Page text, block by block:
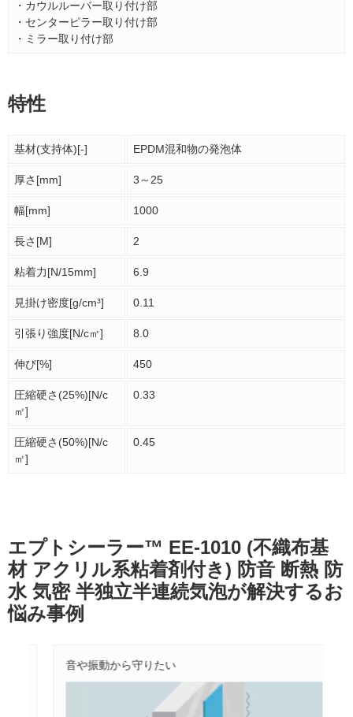
・カウルルーバー取り付け部
・センターピラー取り付け部
・ミラー取り付け部
特性
基材(支持体)[-] EPDM混和物の発泡体
厚さ[mm] 3～25
幅[mm] 1000
長さ[M] 2
粘着力[N/15mm] 6.9
見掛け密度[g/cm³] 0.11
引張り強度[N/c㎡] 8.0
伸び[%] 450
圧縮硬さ(25%)[N/c
㎡]
0.33
圧縮硬さ(50%)[N/c
㎡]
0.45
エプトシーラー™ EE-1010 (不織布基
材 アクリル系粘着剤付き) 防音 断熱 防
水 気密 半独立半連続気泡が解決するお
悩み事例
音や振動から守りたい